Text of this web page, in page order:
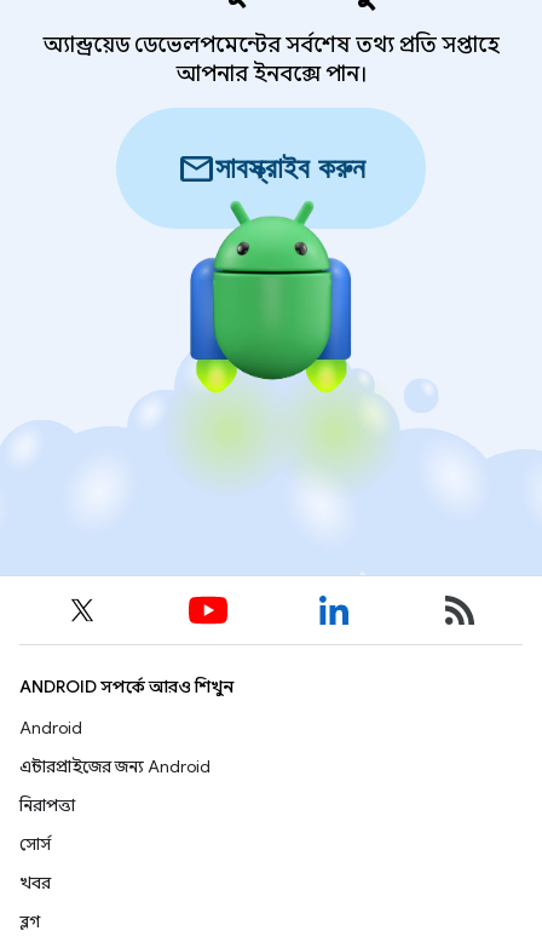
অ্যান্ড্রয়েড ডেভেলপমেন্টের সর্বশেষ তথ্য প্রতি সপ্তাহে
আপনার ইনবক্সে পান।
mailসাবস্ক্রাইব করুন
ANDROID সম্পর্কে আরও শিখুন
Android
এন্টারপ্রাইজের জন্য Android
নিরাপত্তা
সোর্স
খবর
ব্লগ